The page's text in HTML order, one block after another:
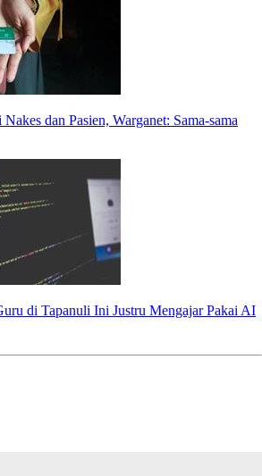
dan Pasien, Warganet: Sama-sama
di Tapanuli Ini Justru Mengajar Pakai AI